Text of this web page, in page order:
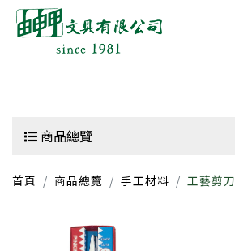
商品總覽
首頁 商品總覽 手工材料 工藝剪刀